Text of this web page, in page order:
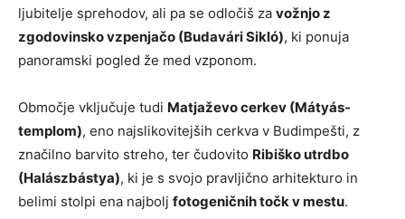
ljubitelje sprehodov, ali pa se odločiš za vožnjo z
zgodovinsko vzpenjačo (Budavári Sikló), ki ponuja
panoramski pogled že med vzponom.
Območje vključuje tudi Matjaževo cerkev (Mátyás-
templom), eno najslikovitejših cerkva v Budimpešti, z
značilno barvito streho, ter čudovito Ribiško utrdbo
(Halászbástya), ki je s svojo pravljično arhitekturo in
belimi stolpi ena najbolj fotogeničnih točk v mestu.